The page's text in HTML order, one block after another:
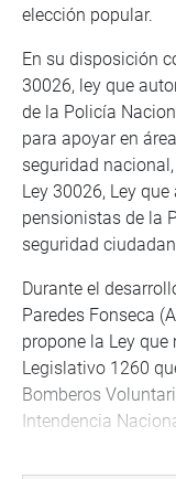
elección popular.
En su disposición
30026, ley que
de la Policía
para apoyar en
seguridad
Ley 30026, Ley
pensionistas de la
seguridad
Durante el
Paredes Fonseca
propone la Ley
Legislativo 1260
Bomberos
Intendencia